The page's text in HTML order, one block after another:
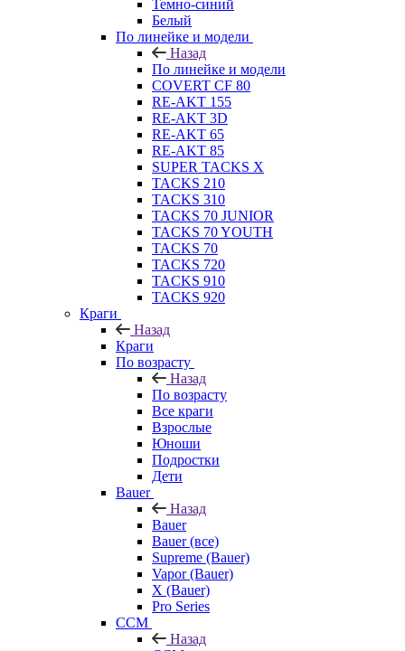
Темно-синий
Белый
По линейке и модели
Назад
По линейке и модели
COVERT CF 80
RE-AKT 155
RE-AKT 3D
RE-AKT 65
RE-AKT 85
SUPER TACKS X
TACKS 210
TACKS 310
TACKS 70 JUNIOR
TACKS 70 YOUTH
TACKS 70
TACKS 720
TACKS 910
TACKS 920
Краги
Назад
Краги
По возрасту
Назад
По возрасту
Все краги
Взрослые
Юноши
Подростки
Дети
Bauer
Назад
Bauer
Bauer (все)
Supreme (Bauer)
Vapor (Bauer)
X (Bauer)
Pro Series
CCM
Назад